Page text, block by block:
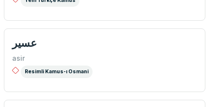
عسیر
asir
Resimli Kamus-ı Osmani